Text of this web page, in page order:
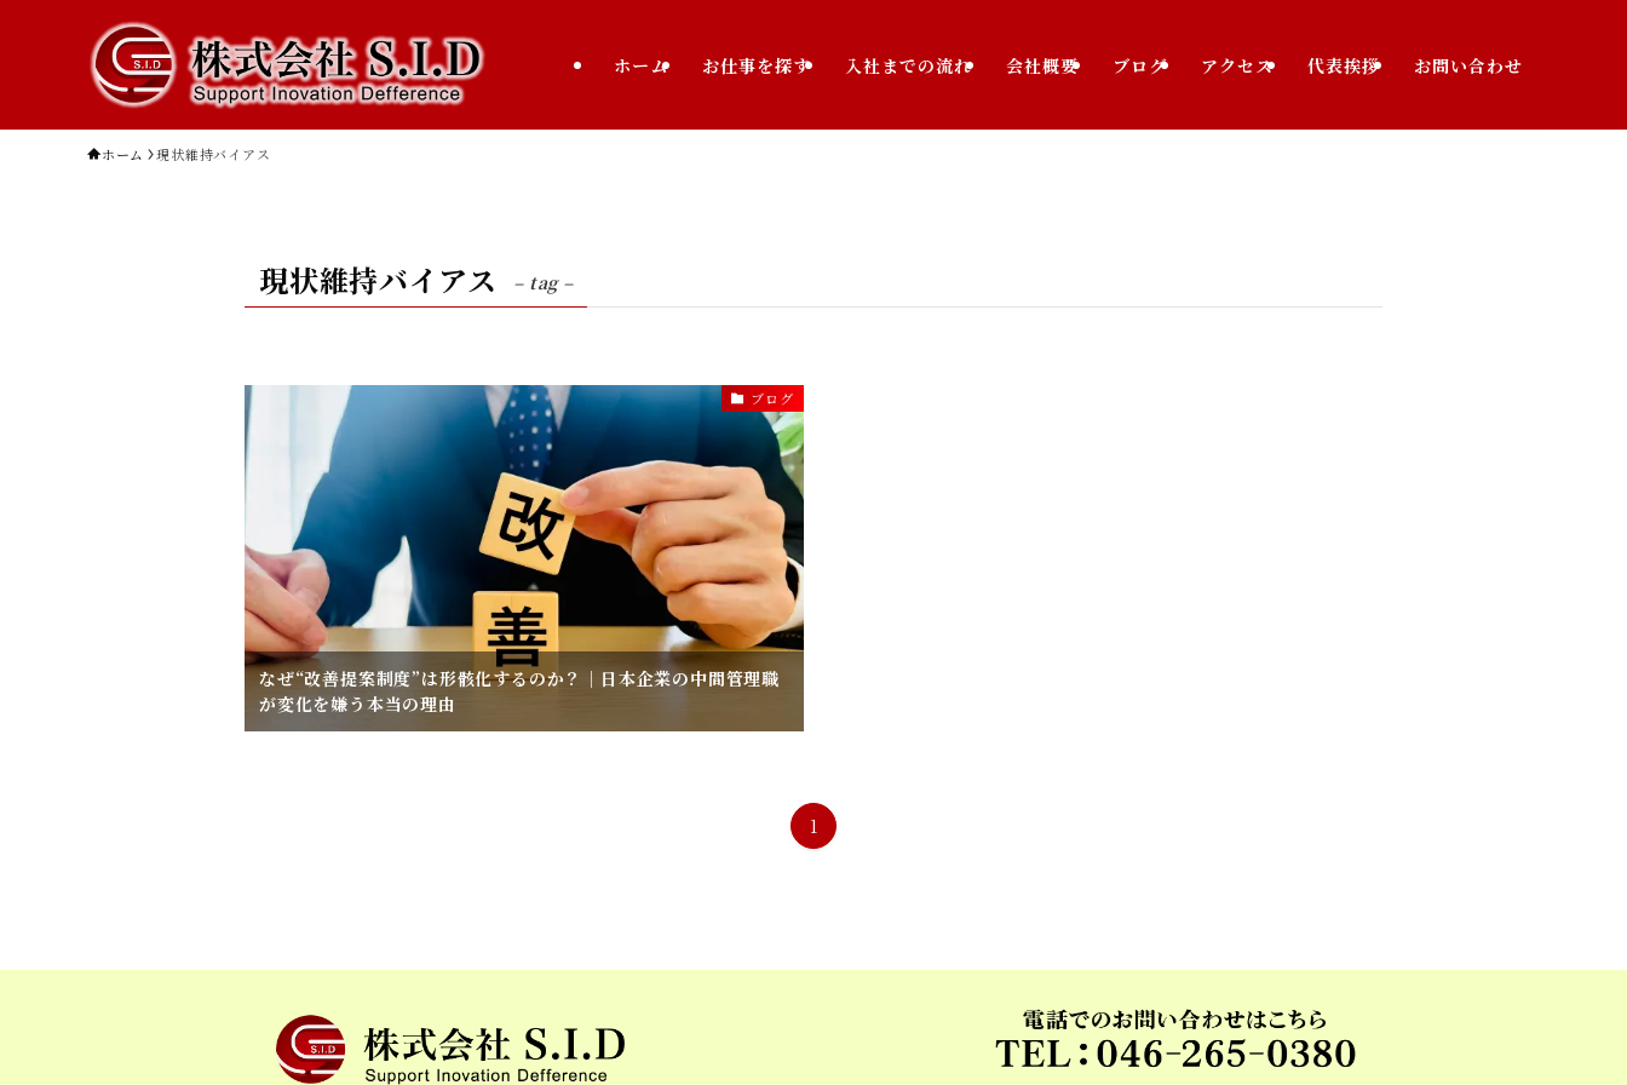
ホーム お仕事を探す 入社までの流れ 会社概要 ブログ アクセス 代表挨拶 お問い合わせ
ホーム 現状維持バイアス
現状維持バイアス – tag –
ブログ
なぜ“改善提案制度”は形骸化するのか？｜日本企業の中間管理職
が変化を嫌う本当の理由
1